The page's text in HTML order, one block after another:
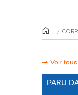
Voir
PARU